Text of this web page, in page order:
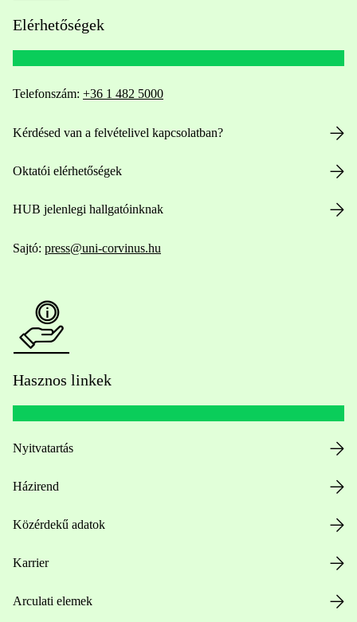
Elérhetőségek
Telefonszám: +36 1 482 5000
Kérdésed van a felvételivel kapcsolatban?
Oktatói elérhetőségek
HUB jelenlegi hallgatóinknak
Sajtó: press@uni-corvinus.hu
Hasznos linkek
Nyitvatartás
Házirend
Közérdekű adatok
Karrier
Arculati elemek